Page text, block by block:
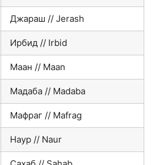
Джараш // Jerash
Ирбид // Irbid
Маан // Maan
Мадаба // Madaba
Мафраг // Mafrag
Наур // Naur